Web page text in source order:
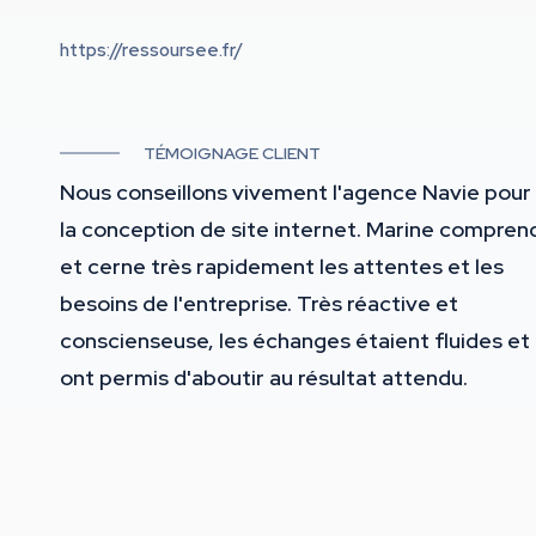
https://ressoursee.fr/
TÉMOIGNAGE CLIENT
Nous conseillons vivement l'agence Navie pour
la conception de site internet. Marine
et cerne très rapidement les attentes et les
besoins de l'entreprise. Très réactive et
conscienseuse, les échanges étaient fluides et
ont permis d'aboutir au résultat attendu.